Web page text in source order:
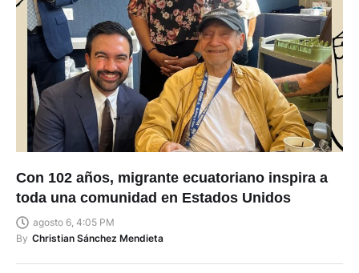
Con 102 años, migrante ecuatoriano inspira a
toda una comunidad en Estados Unidos
agosto 6, 4:05 PM
By Christian Sánchez Mendieta